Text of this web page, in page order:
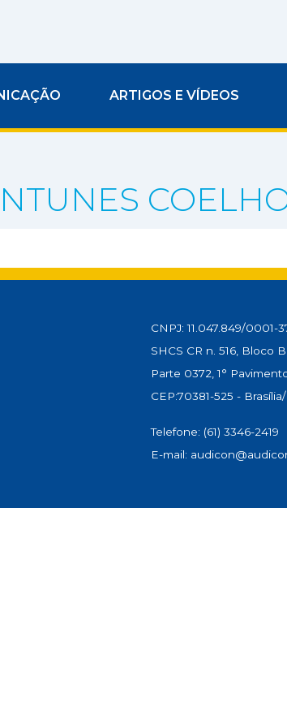
ARTIGOS E VÍDEOS
CNPJ: 11.047.849/0001-
SHCS CR n. 516, Bloco
Parte 0372, 1°
CEP:70381-525 -
Telefone: (61) 3346-2419
E-mail: